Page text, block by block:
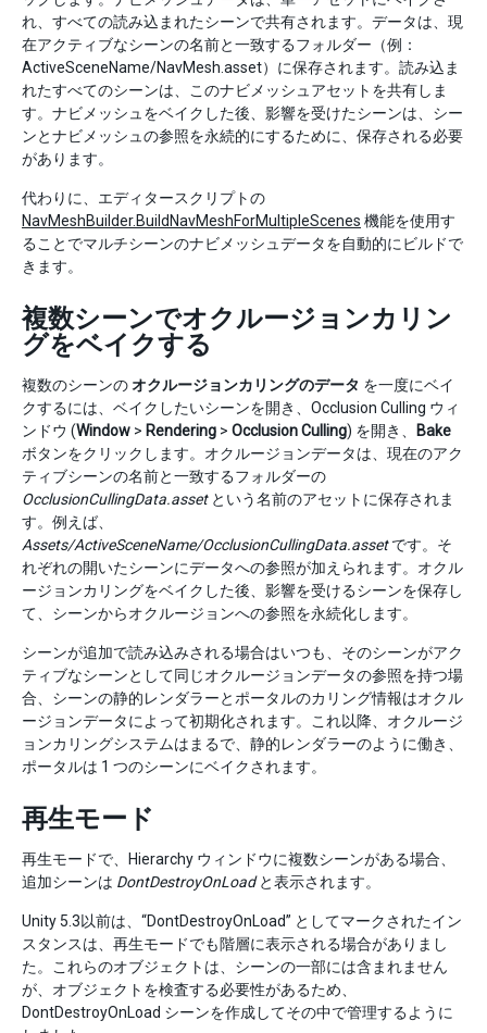
れ、すべての読み込まれたシーンで共有されます。データは、現
在アクティブなシーンの名前と一致するフォルダー（例：
ActiveSceneName/NavMesh.asset）に保存されます。読み込ま
れたすべてのシーンは、このナビメッシュアセットを共有しま
す。ナビメッシュをベイクした後、影響を受けたシーンは、シー
ンとナビメッシュの参照を永続的にするために、保存される必要
があります。
代わりに、エディタースクリプトの
NavMeshBuilder.BuildNavMeshForMultipleScenes 機能を使用す
ることでマルチシーンのナビメッシュデータを自動的にビルドで
きます。
複数シーンでオクルージョンカリン
グをベイクする
複数のシーンのオクルージョンカリングのデータ を一度にベイ
クするには、ベイクしたいシーンを開き、Occlusion Culling ウィ
ンドウ (Window > Rendering > Occlusion Culling) を開き、
Bake
ボタンをクリックします。オクルージョンデータは、現在のアク
ティブシーンの名前と一致するフォルダーの
OcclusionCullingData.assetという名前のアセットに保存されま
す。例えば、
Assets/ActiveSceneName/OcclusionCullingData.assetです。そ
れぞれの開いたシーンにデータへの参照が加えられます。オクル
ージョンカリングをベイクした後、影響を受けるシーンを保存し
て、シーンからオクルージョンへの参照を永続化します。
シーンが追加で読み込みされる場合はいつも、そのシーンがアク
ティブなシーンとして同じオクルージョンデータの参照を持つ場
合、シーンの静的レンダラーとポータルのカリング情報はオクル
ージョンデータによって初期化されます。これ以降、オクルージ
ョンカリングシステムはまるで、静的レンダラーのように働き、
ポータルは 1 つのシーンにベイクされます。
再生モード
再生モードで、Hierarchy ウィンドウに複数シーンがある場合、
追加シーンは DontDestroyOnLoadと表示されます。
Unity 5.3以前は、“DontDestroyOnLoad” としてマークされたイン
スタンスは、再生モードでも階層に表示される場合がありまし
た。これらのオブジェクトは、シーンの一部には含まれません
が、オブジェクトを検査する必要性があるため、
DontDestroyOnLoad シーンを作成してその中で管理するように